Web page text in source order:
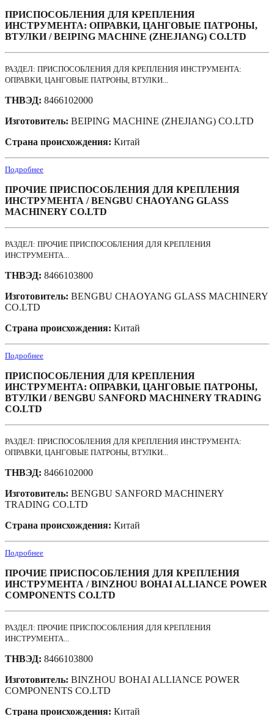
ПРИСПОСОБЛЕНИЯ ДЛЯ КРЕПЛЕНИЯ
ИНСТРУМЕНТА: ОПРАВКИ, ЦАНГОВЫЕ ПАТРОНЫ,
ВТУЛКИ / BEIPING MACHINE (ZHEJIANG) CO.LTD
РАЗДЕЛ: ПРИСПОСОБЛЕНИЯ ДЛЯ КРЕПЛЕНИЯ ИНСТРУМЕНТА:
ОПРАВКИ, ЦАНГОВЫЕ ПАТРОНЫ, ВТУЛКИ...
ТНВЭД: 8466102000
Изготовитель: BEIPING MACHINE (ZHEJIANG) CO.LTD
Страна происхождения: Китай
Подробнее
ПРОЧИЕ ПРИСПОСОБЛЕНИЯ ДЛЯ КРЕПЛЕНИЯ
ИНСТРУМЕНТА / BENGBU CHAOYANG GLASS
MACHINERY CO.LTD
РАЗДЕЛ: ПРОЧИЕ ПРИСПОСОБЛЕНИЯ ДЛЯ КРЕПЛЕНИЯ
ИНСТРУМЕНТА...
ТНВЭД: 8466103800
Изготовитель: BENGBU CHAOYANG GLASS MACHINERY
CO.LTD
Страна происхождения: Китай
Подробнее
ПРИСПОСОБЛЕНИЯ ДЛЯ КРЕПЛЕНИЯ
ИНСТРУМЕНТА: ОПРАВКИ, ЦАНГОВЫЕ ПАТРОНЫ,
ВТУЛКИ / BENGBU SANFORD MACHINERY TRADING
CO.LTD
РАЗДЕЛ: ПРИСПОСОБЛЕНИЯ ДЛЯ КРЕПЛЕНИЯ ИНСТРУМЕНТА:
ОПРАВКИ, ЦАНГОВЫЕ ПАТРОНЫ, ВТУЛКИ...
ТНВЭД: 8466102000
Изготовитель: BENGBU SANFORD MACHINERY
TRADING CO.LTD
Страна происхождения: Китай
Подробнее
ПРОЧИЕ ПРИСПОСОБЛЕНИЯ ДЛЯ КРЕПЛЕНИЯ
ИНСТРУМЕНТА / BINZHOU BOHAI ALLIANCE POWER
COMPONENTS CO.LTD
РАЗДЕЛ: ПРОЧИЕ ПРИСПОСОБЛЕНИЯ ДЛЯ КРЕПЛЕНИЯ
ИНСТРУМЕНТА...
ТНВЭД: 8466103800
Изготовитель: BINZHOU BOHAI ALLIANCE POWER
COMPONENTS CO.LTD
Страна происхождения: Китай